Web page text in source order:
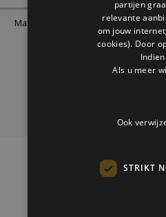
Max: €
Scruffy
Met
past perfect
partijen
relevante
om jouw
cookies). Door
Als u meer
Ook
STRIKT